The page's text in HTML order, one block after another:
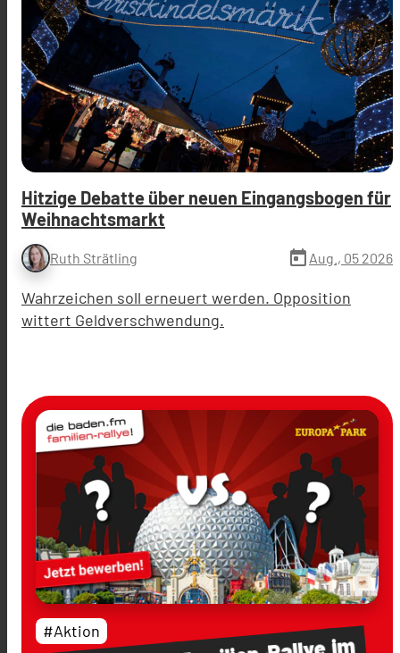
Hitzige Debatte über neuen Eingangsbogen für
Weihnachtsmarkt
Ruth Strätling today Aug., 05 2026
Wahrzeichen soll erneuert werden. Opposition
wittert Geldverschwendung.
im
#Aktion